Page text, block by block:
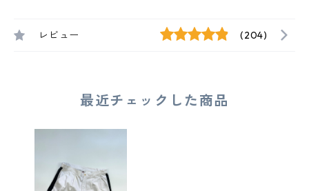
レビュー (204)
最近チェックした商品